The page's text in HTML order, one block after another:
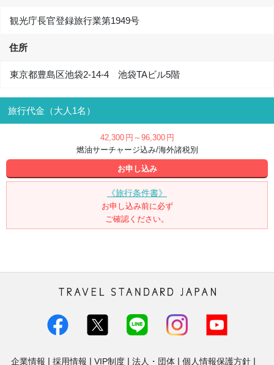
観光庁長官登録旅行業第1949号
住所
東京都豊島区池袋2-14-4 池袋TAビル5階
旅行代金（大人1名）
42,300 円 ～96,300 円
燃油サーチャージ込み/海外諸税別
お申し込み
《旅行条件書》
お申し込み前に必ず
ご確認ください。
式会社
企業情報 採用情報 VIP制度 法人・団体 個人情報保護方針